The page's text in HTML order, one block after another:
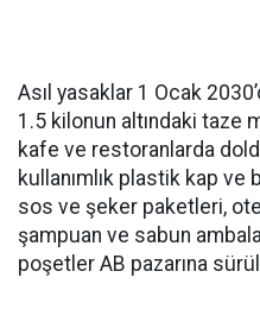
Asıl yasaklar 1 Ocak
1.5 kilonun altındaki taze
kafe ve restoranlarda
kullanımlık plastik kap
sos ve şeker paketleri,
şampuan ve sabun
poşetler AB pazarına